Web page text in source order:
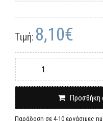
Τιμή: 8,10€
Προσθήκη
Παράδοση σε 4-10 εργάσιμες